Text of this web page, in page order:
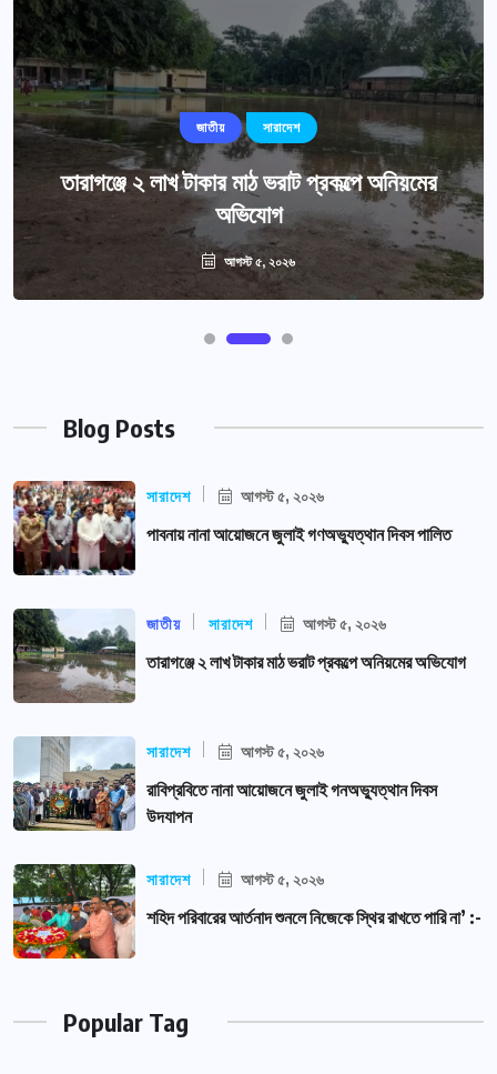
জাতীয় সারাদেশ
তারাগঞ্জে ২ লাখ টাকার মাঠ ভরাট প্রকল্পে অনিয়মের
অভিযোগ
আগস্ট ৫, ২০২৬
Blog Posts
সারাদেশ আগস্ট ৫, ২০২৬
পাবনায় নানা আয়োজনে জুলাই গণঅভ্যুত্থান দিবস পালিত
জাতীয় সারাদেশ আগস্ট ৫, ২০২৬
তারাগঞ্জে ২ লাখ টাকার মাঠ ভরাট প্রকল্পে অনিয়মের অভিযোগ
সারাদেশ আগস্ট ৫, ২০২৬
রাবিপ্রবিতে নানা আয়োজনে জুলাই গনঅভ্যুত্থান দিবস
উদযাপন
সারাদেশ আগস্ট ৫, ২০২৬
শহিদ পরিবারের আর্তনাদ শুনলে নিজেকে স্থির রাখতে পারি না’ :-
Popular Tag